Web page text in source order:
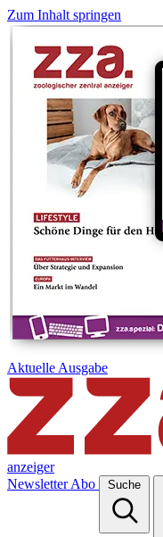
Zum Inhalt springen
Aktuelle Ausgabe
anzeiger
Newsletter Abo Suche